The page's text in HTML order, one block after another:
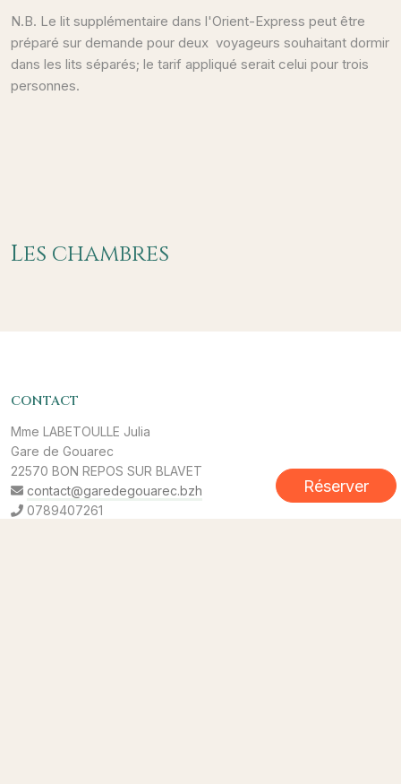
Réserver
N.B. Le lit supplémentaire dans l'Orient-Express peut être
préparé sur demande pour deux voyageurs souhaitant dormir
dans les lits séparés; le tarif appliqué serait celui pour trois
personnes.
Les chambres
CONTACT
Mme LABETOULLE Julia
Gare de Gouarec
22570 BON REPOS SUR BLAVET
contact@garedegouarec.bzh
0789407261